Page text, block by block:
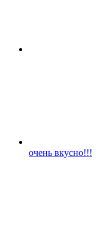
очень вкусно!!!